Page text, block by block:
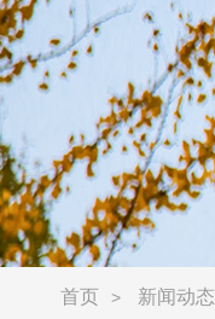
首页 > 新闻动态